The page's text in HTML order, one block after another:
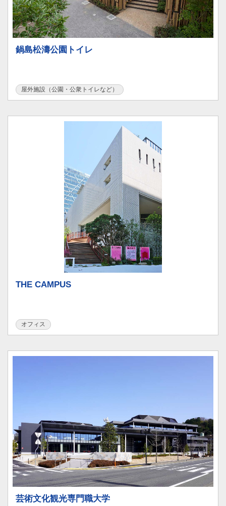
鍋島松濤公園トイレ
屋外施設（公園・公衆トイレなど）
THE CAMPUS
オフィス
芸術文化観光専門職大学